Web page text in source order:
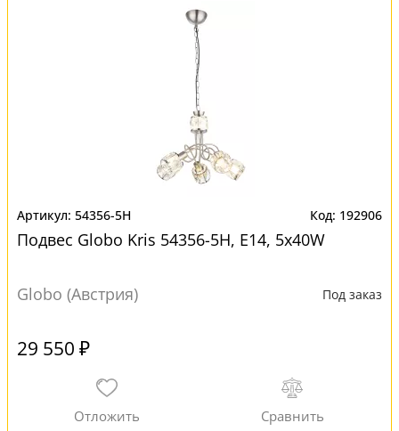
54356-5H 192906
Подвес Globo Kris 54356-5H, E14, 5x40W
Globo (Австрия) Под заказ
29 550 ₽